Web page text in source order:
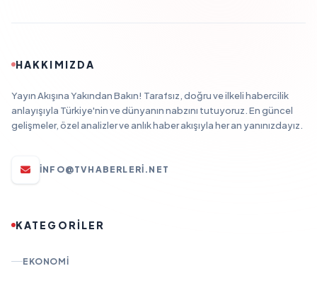
HAKKIMIZDA
Yayın Akışına Yakından Bakın! Tarafsız, doğru ve ilkeli habercilik
anlayışıyla Türkiye'nin ve dünyanın nabzını tutuyoruz. En güncel
gelişmeler, özel analizler ve anlık haber akışıyla her an yanınızdayız.
INFO@TVHABERLERI.NET
KATEGORİLER
EKONOMI